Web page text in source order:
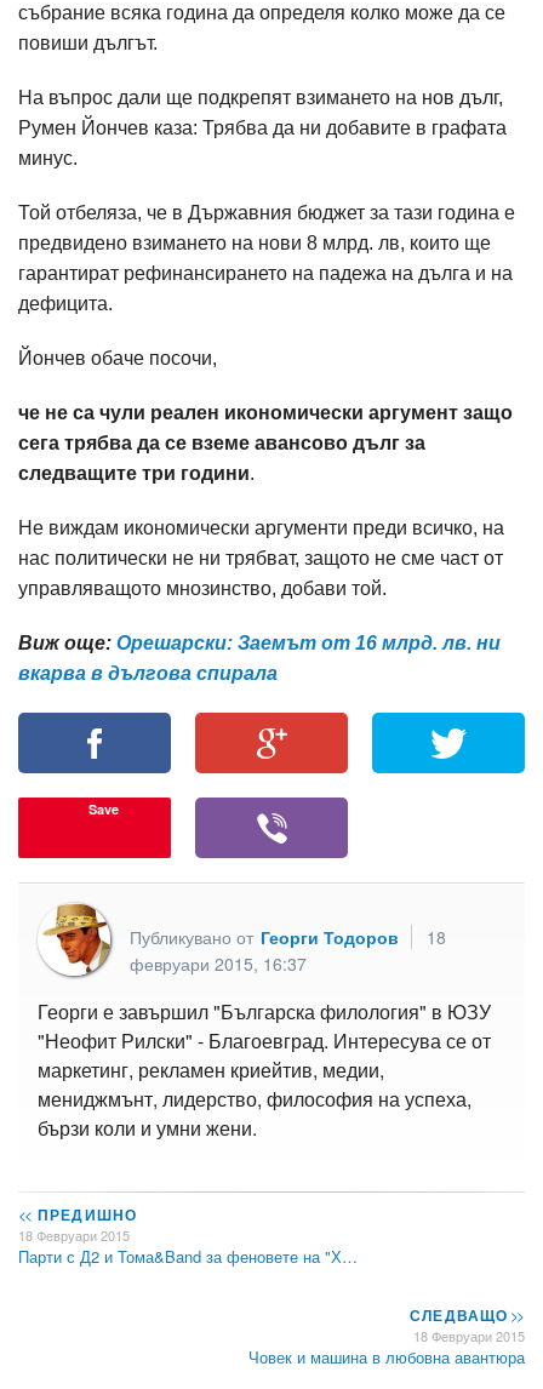
събрание всяка година да определя колко може да се
повиши дългът.
На въпрос дали ще подкрепят взимането на нов дълг,
Румен Йончев каза: Трябва да ни добавите в графата
минус.
Той отбеляза, че в Държавния бюджет за тази година е
предвидено взимането на нови 8 млрд. лв, които ще
гарантират рефинансирането на падежа на дълга и на
дефицита.
Йончев обаче посочи,
че не са чули реален икономически аргумент защо
сега трябва да се вземе авансово дълг за
следващите три години.
Не виждам икономически аргументи преди всичко, на
нас политически не ни трябват, защото не сме част от
управляващото мнозинство, добави той.
Виж още: Орешарски: Заемът от 16 млрд. лв. ни
вкарва в дългова спирала
Save
Публикувано от Георги Тодоров
18
февруари 2015, 16:37
Георги е завършил "Българска филология" в ЮЗУ
"Неофит Рилски" - Благоевград. Интересува се от
маркетинг, рекламен криейтив, медии,
мениджмънт, лидерство, философия на успеха,
бързи коли и умни жени.
<< ПРЕДИШНО
18 Февруари 2015
Парти с Д2 и Тома&Band за феновете на "Х…
СЛЕДВАЩО>>
18 Февруари 2015
Човек и машина в любовна авантюра